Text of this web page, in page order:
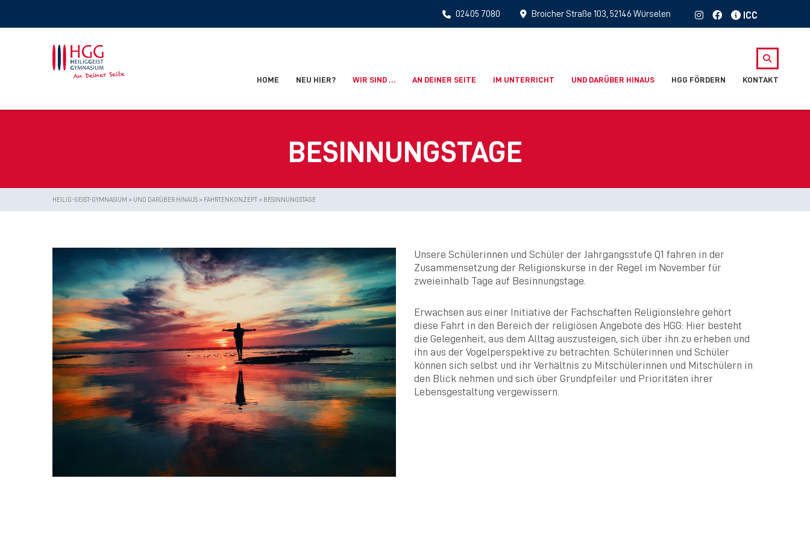
Broicher Straße 103, 52146 Würselen
02405 7080
HOME NEU HIER? WIR SIND … AN DEINER SEITE IM UNTERRICHT UND DARÜBER HINAUS HGG FÖRDERN KONTAKT
BESINNUNGSTAGE
HEILIG-GEIST-GYMNASIUM > UND DARÜBER HINAUS > FAHRTENKONZEPT > BESINNUNGSTAGE
Unsere Schülerinnen und Schüler der Jahrgangsstufe Q1 fahren in der
Zusammensetzung der Religionskurse in der Regel im November für
zweieinhalb Tage auf Besinnungstage.
Erwachsen aus einer Initiative der Fachschaften Religionslehre gehört
diese Fahrt in den Bereich der religiösen Angebote des HGG: Hier besteht
die Gelegenheit, aus dem Alltag auszusteigen, sich über ihn zu erheben und
ihn aus der Vogelperspektive zu betrachten. Schülerinnen und Schüler
können sich selbst und ihr Verhältnis zu Mitschülerinnen und Mitschülern in
den Blick nehmen und sich über Grundpfeiler und Prioritäten ihrer
Lebensgestaltung vergewissern.